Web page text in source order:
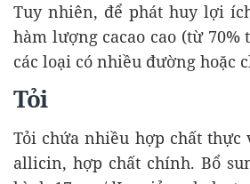
Tuy nhiên, để phát huy lợi
hàm lượng cacao cao (từ
các loại có nhiều đường hoặc
Tỏi
Tỏi chứa nhiều hợp chất thực
allicin, hợp chất chính. Bổ